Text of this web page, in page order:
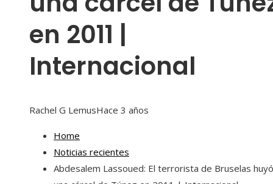
en 2011 |
Internacional
Rachel G LemusHace 3 años
Home
Noticias recientes
Abdesalem Lassoued: El terrorista de Bruselas